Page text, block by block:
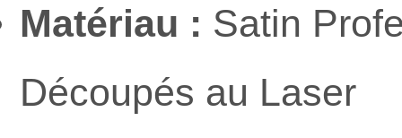
Matériau : Satin
Découpés au Laser